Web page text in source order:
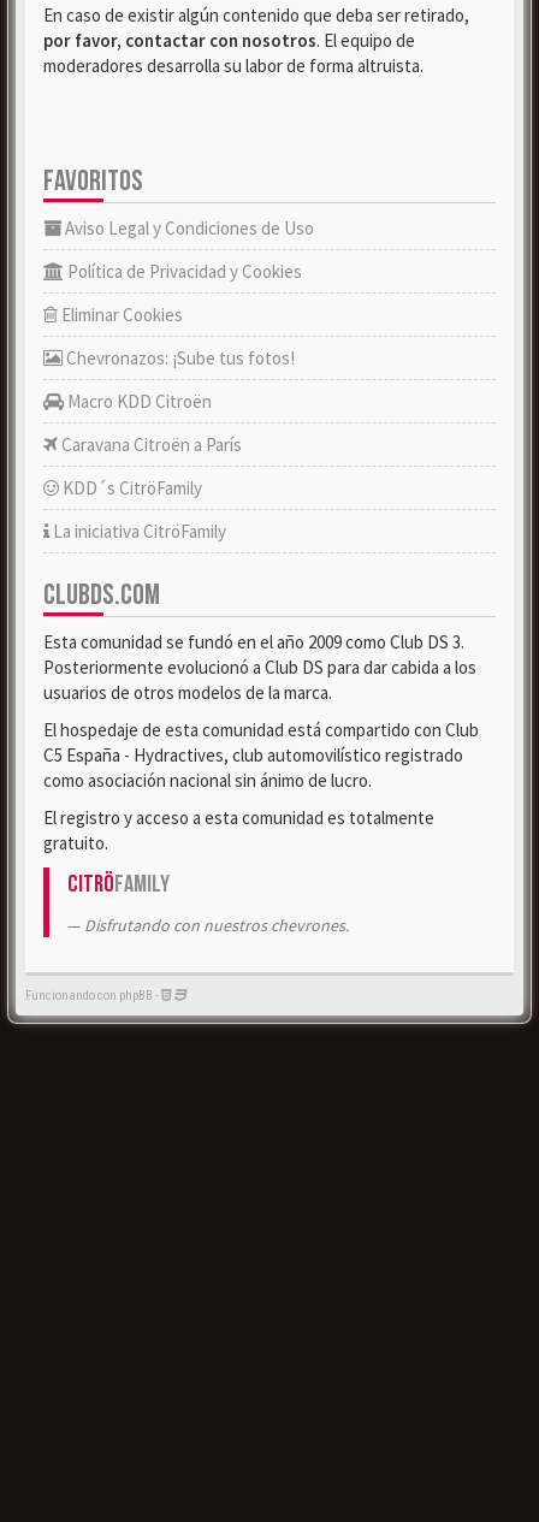
En caso de existir algún contenido que deba ser retirado,
por favor, contactar con nosotros. El equipo de
moderadores desarrolla su labor de forma altruista.
FAVORITOS
Aviso Legal y Condiciones de Uso
Política de Privacidad y Cookies
Eliminar Cookies
Chevronazos: ¡Sube tus fotos!
Macro KDD Citroën
Caravana Citroën a París
KDD´s CitröFamily
La iniciativa CitröFamily
CLUBDS.COM
Esta comunidad se fundó en el año 2009 como Club DS 3.
Posteriormente evolucionó a Club DS para dar cabida a los
usuarios de otros modelos de la marca.
El hospedaje de esta comunidad está compartido con Club
C5 España - Hydractives, club automovilístico registrado
como asociación nacional sin ánimo de lucro.
El registro y acceso a esta comunidad es totalmente
gratuito.
CitröFamily
Disfrutando con nuestros chevrones.
Funcionando con phpBB -